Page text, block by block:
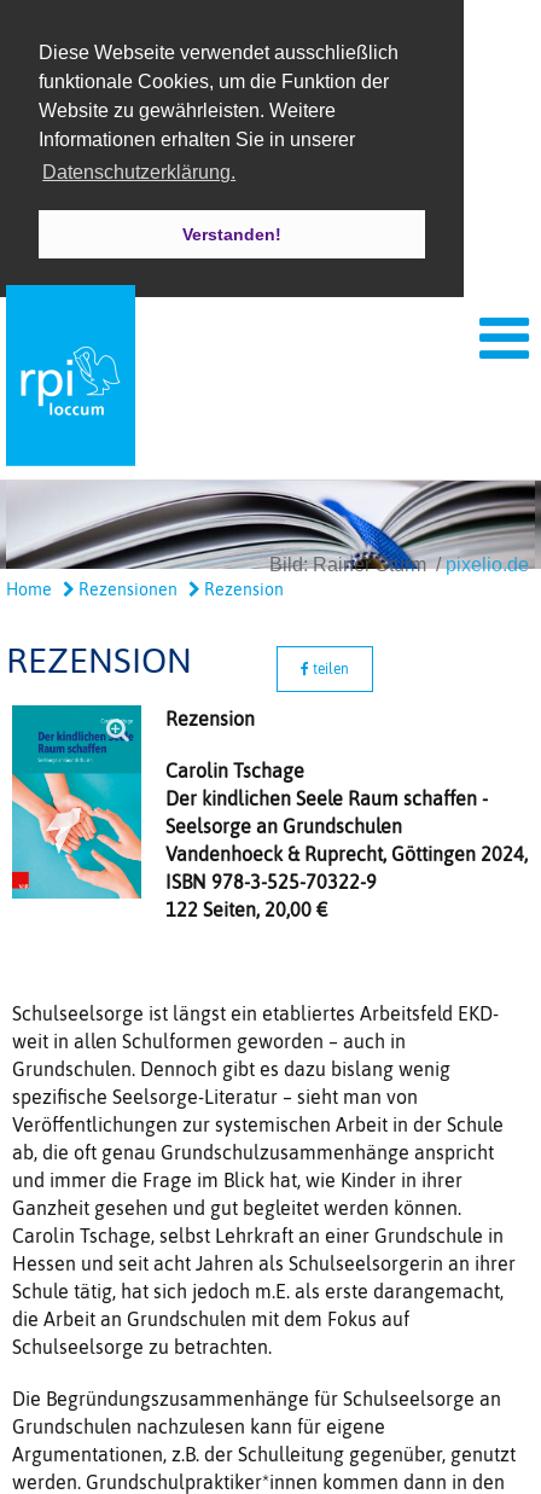
Diese Webseite verwendet ausschließlich
funktionale Cookies, um die Funktion der
Website zu gewährleisten. Weitere
Informationen erhalten Sie in unserer
Datenschutzerklärung.
Verstanden!
Bild: Rainer Sturm /pixelio.de
Home Rezensionen Rezension
REZENSION teilen
Rezension
Carolin Tschage
Der kindlichen Seele Raum schaffen -
Seelsorge an Grundschulen
Vandenhoeck & Ruprecht, Göttingen 2024,
ISBN 978-3-525-70322-9
122 Seiten, 20,00 €
Schulseelsorge ist längst ein etabliertes Arbeitsfeld EKD-
weit in allen Schulformen geworden – auch in
Grundschulen. Dennoch gibt es dazu bislang wenig
spezifische Seelsorge-Literatur – sieht man von
Veröffentlichungen zur systemischen Arbeit in der Schule
ab, die oft genau Grundschulzusammenhänge anspricht
und immer die Frage im Blick hat, wie Kinder in ihrer
Ganzheit gesehen und gut begleitet werden können.
Carolin Tschage, selbst Lehrkraft an einer Grundschule in
Hessen und seit acht Jahren als Schulseelsorgerin an ihrer
Schule tätig, hat sich jedoch m.E. als erste darangemacht,
die Arbeit an Grundschulen mit dem Fokus auf
Schulseelsorge zu betrachten.
Die Begründungszusammenhänge für Schulseelsorge an
Grundschulen nachzulesen kann für eigene
Argumentationen, z.B. der Schulleitung gegenüber, genutzt
werden. Grundschulpraktiker*innen kommen dann in den